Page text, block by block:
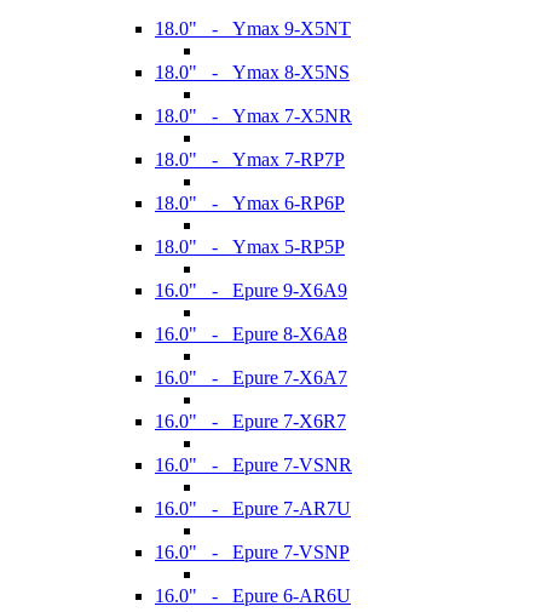
18.0" - Ymax 9-X5NT
18.0" - Ymax 8-X5NS
18.0" - Ymax 7-X5NR
18.0" - Ymax 7-RP7P
18.0" - Ymax 6-RP6P
18.0" - Ymax 5-RP5P
16.0" - Epure 9-X6A9
16.0" - Epure 8-X6A8
16.0" - Epure 7-X6A7
16.0" - Epure 7-X6R7
16.0" - Epure 7-VSNR
16.0" - Epure 7-AR7U
16.0" - Epure 7-VSNP
16.0" - Epure 6-AR6U